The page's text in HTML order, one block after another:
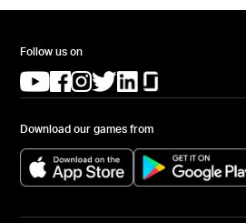
Follow us on
(opens in a new tab)
(opens in a new tab)
(opens in a new tab)
(opens in a new tab)
(opens in a new tab)
Download our games from
(opens in a new tab)